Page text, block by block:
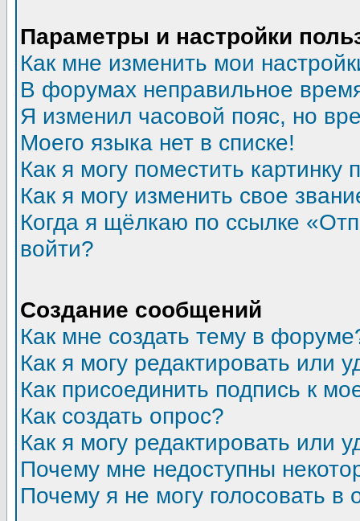
Параметры и настройки
Как мне изменить мои
В форумах неправильное
Я изменил часовой пояс, но
Моего языка нет в списке!
Как я могу поместить
Как я могу изменить свое
Когда я щёлкаю по ссылке
войти?
Создание сообщений
Как мне создать тему в
Как я могу редактировать или
Как присоединить подпись к
Как создать опрос?
Как я могу редактировать или
Почему мне недоступны
Почему я не могу голосовать в